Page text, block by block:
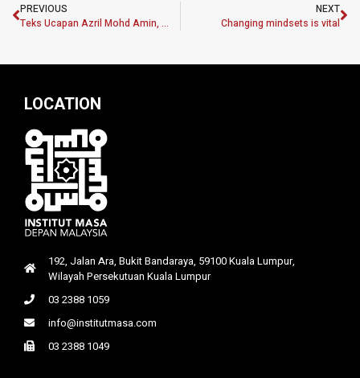
PREVIOUS
Teks Ucapan Azril Mohd Amin, Ketua Pegawai Eksekutif MASA Sempena Majlis Penganugerahan Geran Penyelidikan MPDP 2.0
NEXT
Changing mindsets is vital
LOCATION
192, Jalan Ara, Bukit Bandaraya, 59100 Kuala Lumpur,
Wilayah Persekutuan Kuala Lumpur
03 2388 1059
info@institutmasa.com
03 2388 1049